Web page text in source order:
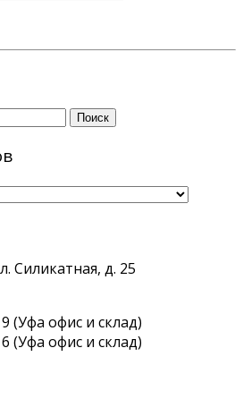
Силикатная, д. 25
(Уфа офис и склад)
(Уфа офис и склад)